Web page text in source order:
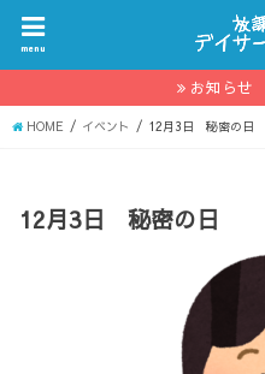
menu
お知らせ
HOME イベント 12月3日 秘密の日
12月3日 秘密の日